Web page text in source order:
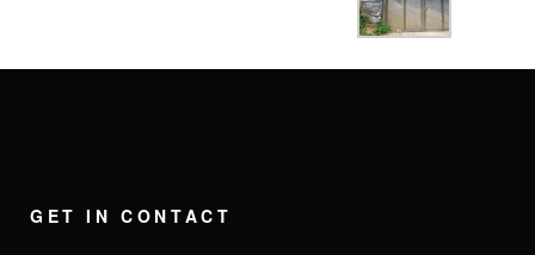
GET IN CONTACT